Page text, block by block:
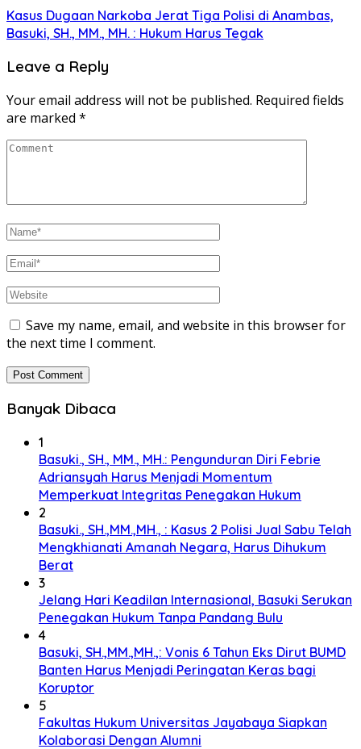
Kasus Dugaan Narkoba Jerat Tiga Polisi di Anambas,
Basuki, SH., MM., MH. : Hukum Harus Tegak
Leave a Reply
Your email address will not be published. Required fields
are marked *
Save my name, email, and website in this browser for
the next time I comment.
Banyak Dibaca
1
Basuki., SH., MM., MH.: Pengunduran Diri Febrie
Adriansyah Harus Menjadi Momentum
Memperkuat Integritas Penegakan Hukum
2
Basuki., SH.,MM.,MH., : Kasus 2 Polisi Jual Sabu Telah
Mengkhianati Amanah Negara, Harus Dihukum
Berat
3
Jelang Hari Keadilan Internasional, Basuki Serukan
Penegakan Hukum Tanpa Pandang Bulu
4
Basuki, SH.,MM.,MH.,: Vonis 6 Tahun Eks Dirut BUMD
Banten Harus Menjadi Peringatan Keras bagi
Koruptor
5
Fakultas Hukum Universitas Jayabaya Siapkan
Kolaborasi Dengan Alumni